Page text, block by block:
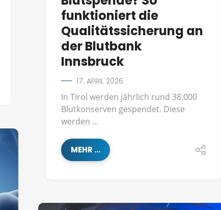
funktioniert die
Qualitätssicherung an
der Blutbank
Innsbruck
17. APRIL 2026
In Tirol werden jährlich rund 38.000
Blutkonserven gespendet. Diese
werden ...
MEHR ...